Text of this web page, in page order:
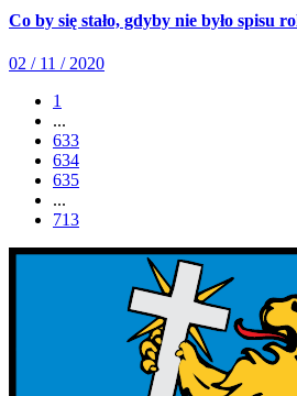
Co by się stało, gdyby nie było spisu
02 / 11 / 2020
1
...
633
634
635
...
713